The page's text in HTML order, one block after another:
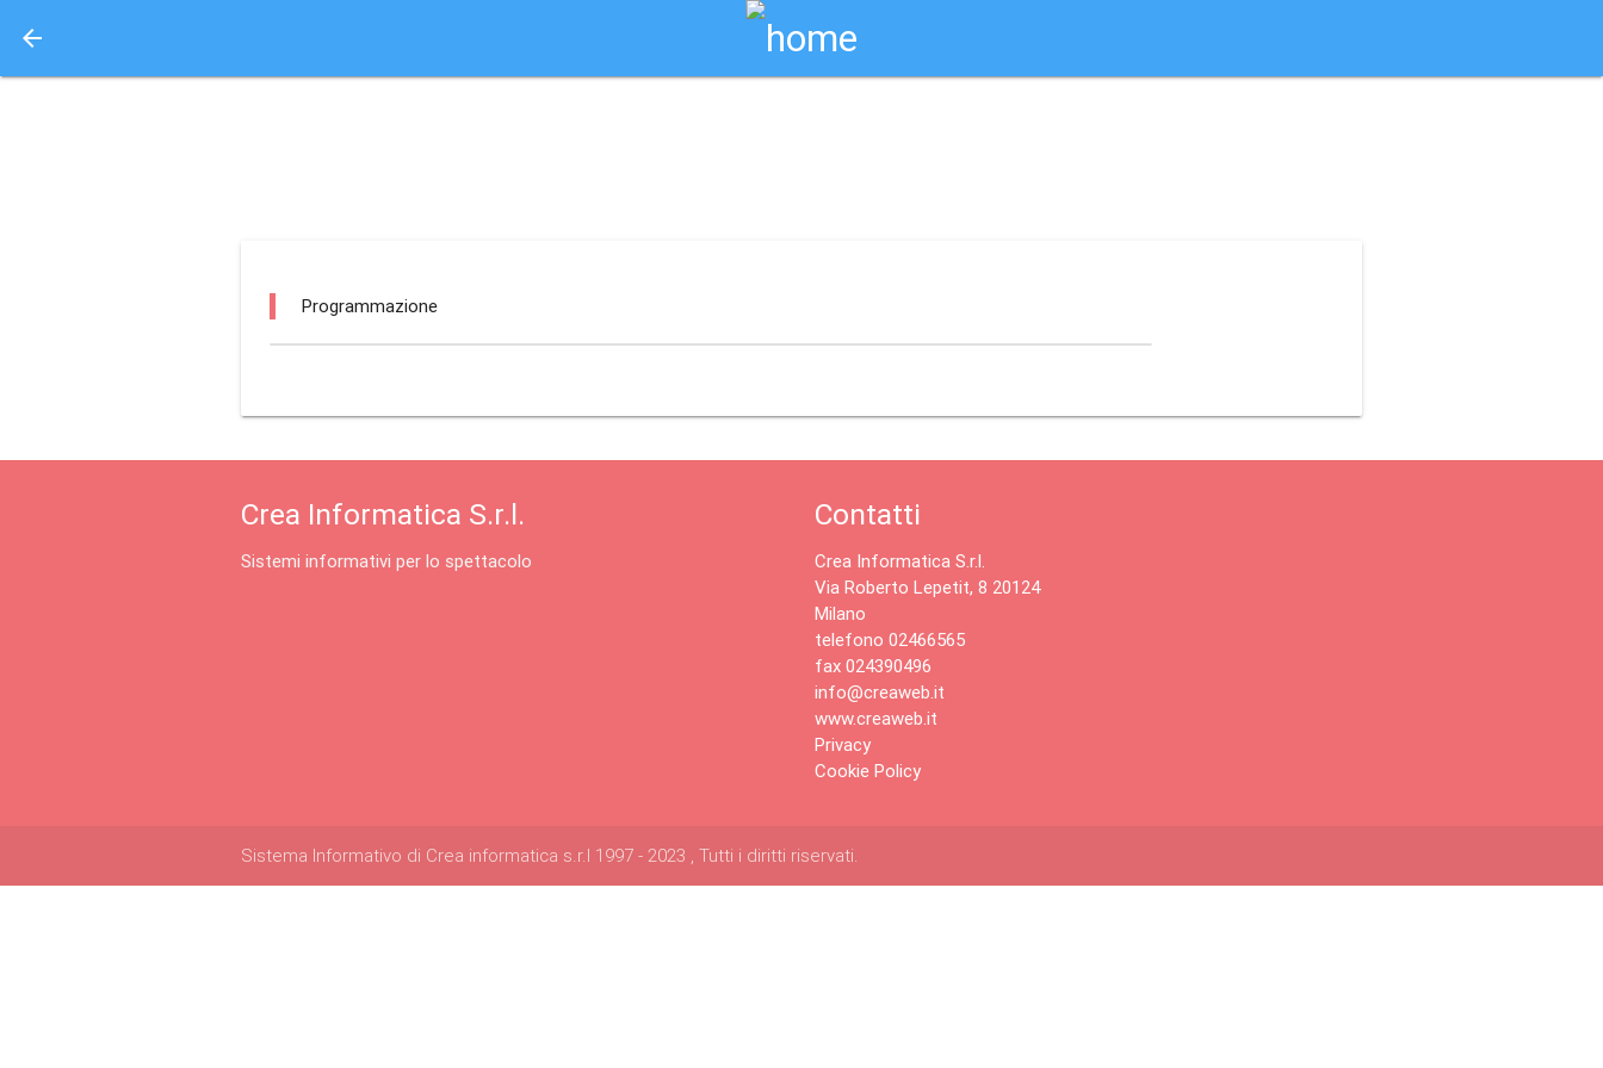
arrow_back
Programmazione
Crea Informatica S.r.l.
Sistemi informativi per lo spettacolo
Contatti
Crea Informatica S.r.l.
Via Roberto Lepetit, 8 20124
Milano
telefono 02466565
fax 024390496
info@creaweb.it
www.creaweb.it
Privacy
Cookie Policy
Sistema Informativo di Crea informatica s.r.l 1997 - 2023 , Tutti i diritti riservati.